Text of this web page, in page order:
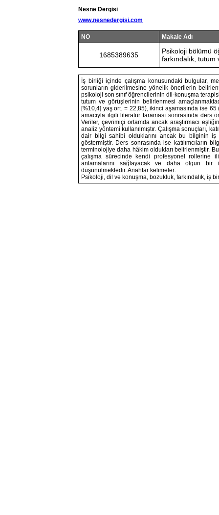
Nesne Dergisi
www.nesnedergisi.com
NO Makale Adı
1685389635
Psikoloji bölümü
farkındalık, tutum
İş birliği içinde çalışma konusundaki bulgular,
sorunların giderilmesine yönelik önerilerin
psikoloji son sınıf öğrencilerinin dil-konuşma
tutum ve görüşlerinin belirlenmesi
[%10,4] yaş ort. = 22,85), ikinci aşamasında ise
amacıyla ilgili literatür taraması sonrasında
Veriler, çevrimiçi ortamda ancak araştırmacı
analiz yöntemi kullanılmıştır. Çalışma sonuçları,
dair bilgi sahibi olduklarını ancak bu bilginin iş
göstermiştir. Ders sonrasında ise katılımcıların
terminolojiye daha hâkim oldukları belirlenmiştir.
çalışma sürecinde kendi profesyonel rollerine
anlamalarını sağlayacak ve daha olgun bir
düşünülmektedir. Anahtar kelimeler:
Psikoloji, dil ve konuşma, bozukluk, farkındalık, iş